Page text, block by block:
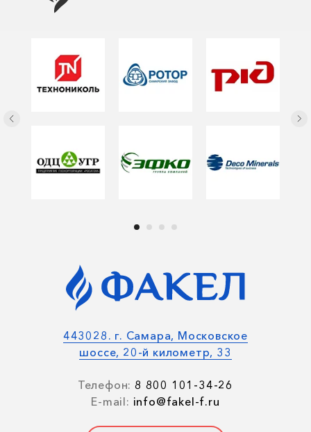
443028. г. Самара, Московское
шоссе, 20-й километр, 33
Телефон: 8 800 101-34-26
E-mail: info@fakel-f.ru